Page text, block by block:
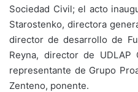
Sociedad Civil; el acto
Starostenko, directora
director de desarrollo de
Reyna, director de UDLAP
representante de Grupo
Zenteno, ponente.